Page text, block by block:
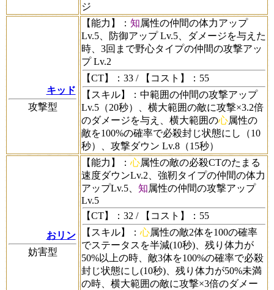
ジ
キッド
攻撃型
【能力】 ： 知属性の仲間の体力アップ
Lv.5、防御アップ Lv.5、ダメージを与えた
時、3回まで野心タイプの仲間の攻撃アッ
プ Lv.2
【CT】
：33 / 【コスト】
：55
【スキル】
：中範囲の仲間の攻撃アップ
Lv.5（20秒）、横大範囲の敵に攻撃×3.2倍
のダメージを与え、横大範囲の心属性の
敵を100%の確率で必殺封じ状態にし（10
秒）、攻撃ダウン Lv.8（15秒）
おリン
妨害型
【能力】 ： 心属性の敵の必殺CTのたまる
速度ダウンLv.2、強靭タイプの仲間の体力
アップLv.5、 知属性の仲間の攻撃アップ
Lv.5
【CT】
：32 / 【コスト】
：55
【スキル】
： 心属性の敵2体を100の確率
でステータスを半減(10秒)、残り体力が
50%以上の時、敵3体を100%の確率で必殺
封じ状態にし(10秒)、残り体力が50%未満
の時、横大範囲の敵に攻撃×3倍のダメー